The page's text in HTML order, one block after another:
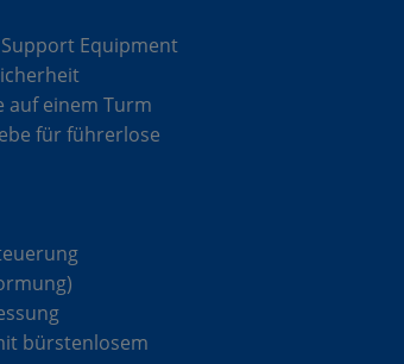
Equipment
auf einem Turm
für führerlose
bürstenlosem